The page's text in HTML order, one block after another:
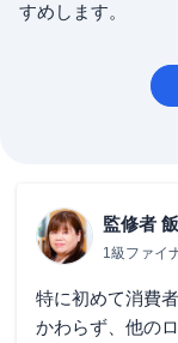
すめします。
監修者
1級ファイ
特に初めて消費
かわらず、他の